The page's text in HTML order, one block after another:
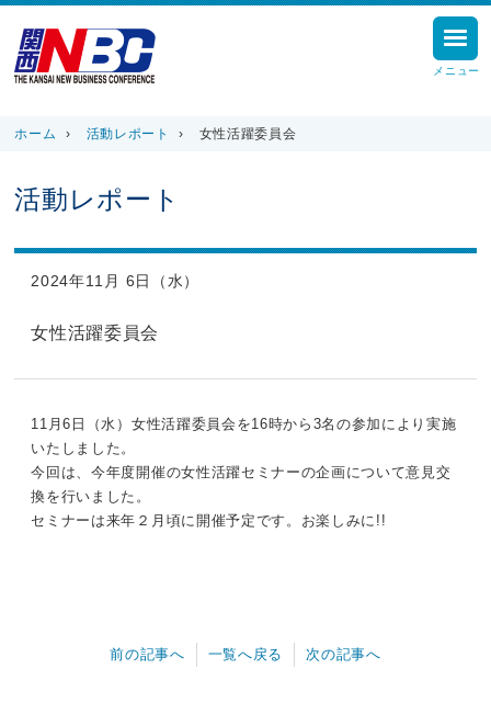
メニュー
ホーム › 活動レポート › 女性活躍委員会
活動レポート
2024年11月 6日（水）
女性活躍委員会
11月6日（水）女性活躍委員会を16時から3名の参加により実施
いたしました。
今回は、今年度開催の女性活躍セミナーの企画について意見交
換を行いました。
セミナーは来年２月頃に開催予定です。お楽しみに!!
前の記事へ 一覧へ戻る 次の記事へ